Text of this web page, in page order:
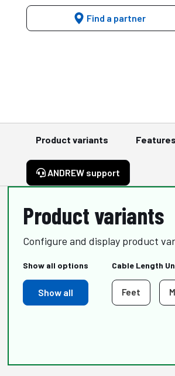
Find a partner
Product variants
ANDREW support
Product variants
Configure and display product
Show all options
Show all
Cable Length
Feet